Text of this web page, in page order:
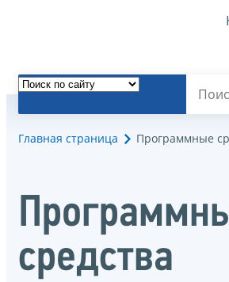
Главная страница Программные
средства